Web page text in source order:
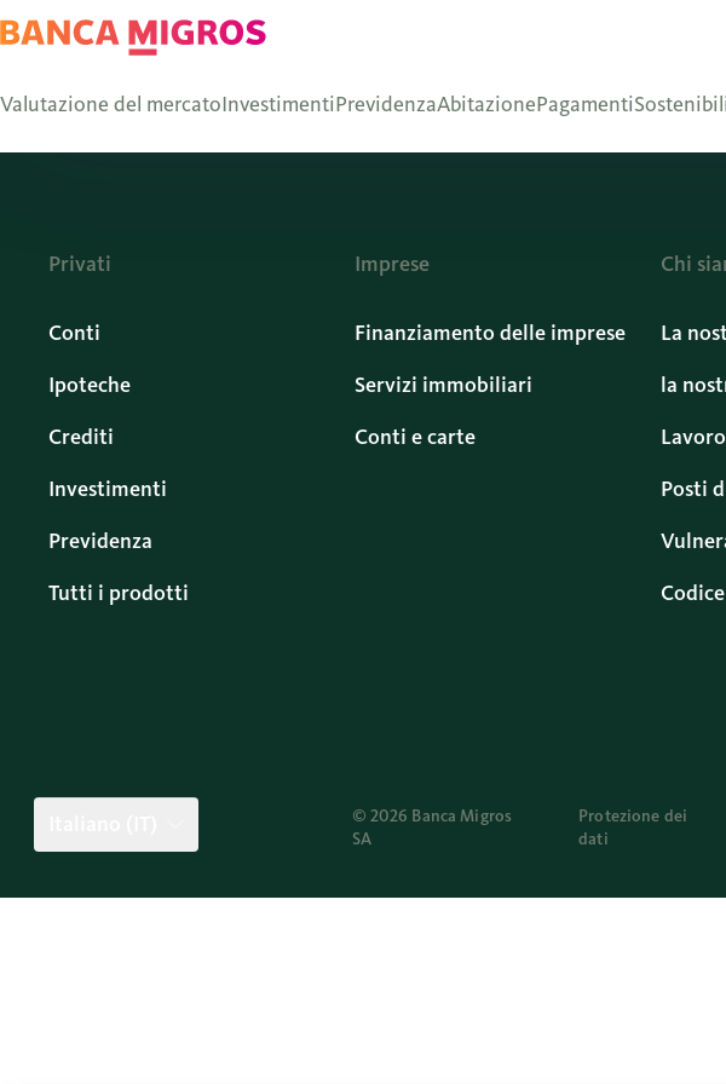
Valutazione del mercatoInvestimentiPrevidenzaAbitazionePagamenti
Privati
Conti
Ipoteche
Crediti
Investimenti
Previdenza
Tutti i prodotti
Imprese
Finanziamento delle imprese
Servizi immobiliari
Conti e carte
Chi
La
la
Posti
© 2026 Banca Migros
SA
Protezione dei
dati